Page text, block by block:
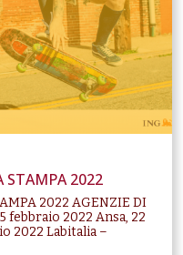
STAMPA 2022
2022 AGENZIE DI
febbraio 2022 Ansa, 22
2022 Labitalia –